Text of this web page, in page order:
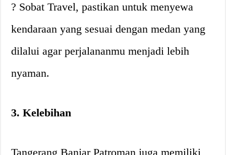
? Sobat Travel, pastikan untuk menyewa
kendaraan yang sesuai dengan medan yang
dilalui agar perjalananmu menjadi lebih
nyaman.
3. Kelebihan
Tangerang Banjar Patroman juga memiliki